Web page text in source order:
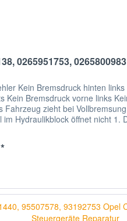
0265951753,
Kein Bremsdruck hinten
Kein Bremsdruck vorne links
Fahrzeug zieht bei
im Hydraulikblock öffnet nicht 1.